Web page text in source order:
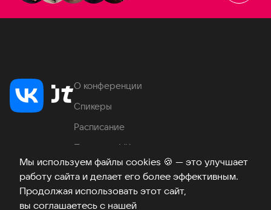
Мы используем файлы cookies 🍪 — это улучшает
работу сайта и делает его более эффективным.
Продолжая использовать этот сайт,
вы соглашаетесь с нашей
О конференции
Спикеры
Расписание
Продукты VK
Место проведения
Часто задаваемые вопросы